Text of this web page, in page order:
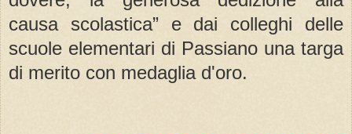
causa scolastica” e dai colleghi delle
scuole elementari di Passiano una targa
di merito con medaglia d'oro.